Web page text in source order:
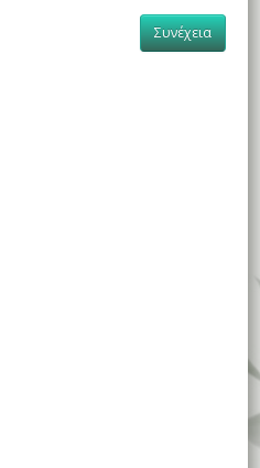
Συνέχεια